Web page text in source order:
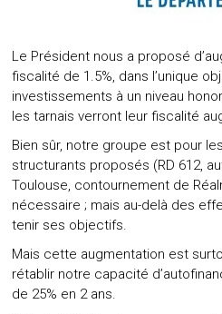
Le Président nous a proposé
fiscalité de 1.5%, dans l’unique
investissements à un niveau
les tarnais verront leur fiscalité
Bien sûr, notre groupe est pour
structurants proposés (RD 612,
Toulouse, contournement de
nécessaire ; mais au-delà des
tenir ses objectifs.
Mais cette augmentation est
rétablir notre capacité
de 25% en 2 ans.